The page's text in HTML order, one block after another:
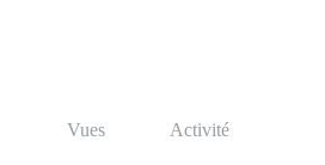
Vues Activité